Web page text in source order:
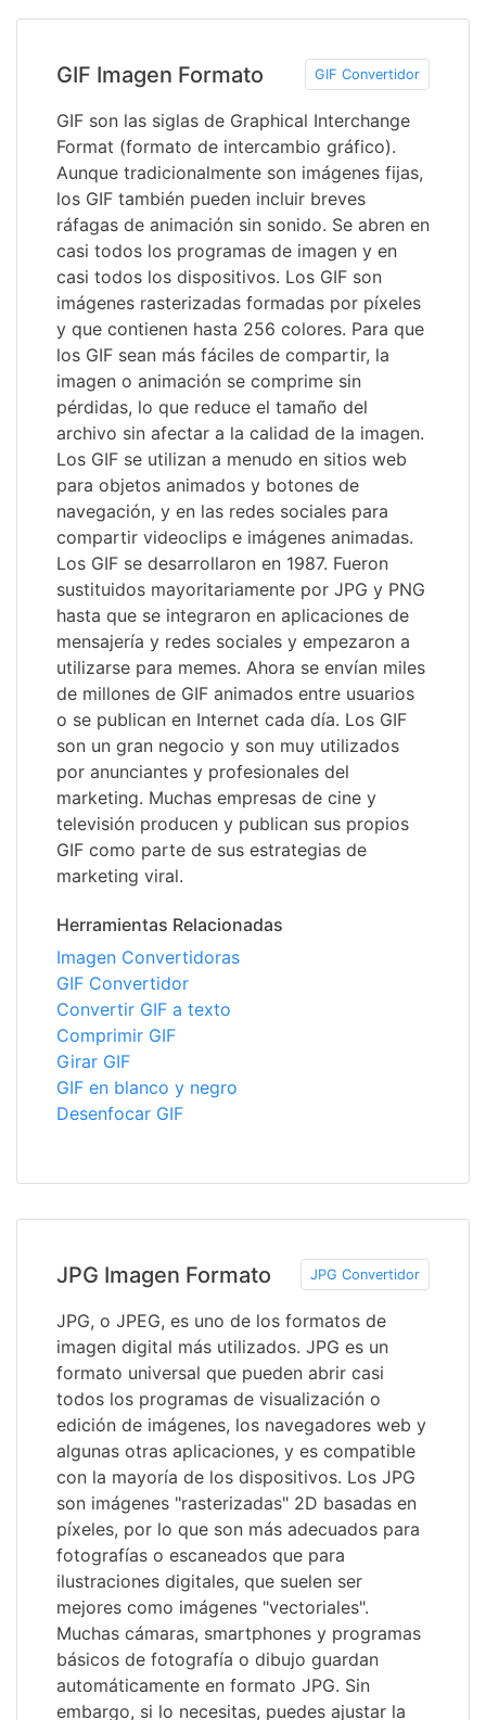
GIF Imagen Formato GIF Convertidor
GIF son las siglas de Graphical Interchange
Format (formato de intercambio gráfico).
Aunque tradicionalmente son imágenes fijas,
los GIF también pueden incluir breves
ráfagas de animación sin sonido. Se abren en
casi todos los programas de imagen y en
casi todos los dispositivos. Los GIF son
imágenes rasterizadas formadas por píxeles
y que contienen hasta 256 colores. Para que
los GIF sean más fáciles de compartir, la
imagen o animación se comprime sin
pérdidas, lo que reduce el tamaño del
archivo sin afectar a la calidad de la imagen.
Los GIF se utilizan a menudo en sitios web
para objetos animados y botones de
navegación, y en las redes sociales para
compartir videoclips e imágenes animadas.
Los GIF se desarrollaron en 1987. Fueron
sustituidos mayoritariamente por JPG y PNG
hasta que se integraron en aplicaciones de
mensajería y redes sociales y empezaron a
utilizarse para memes. Ahora se envían miles
de millones de GIF animados entre usuarios
o se publican en Internet cada día. Los GIF
son un gran negocio y son muy utilizados
por anunciantes y profesionales del
marketing. Muchas empresas de cine y
televisión producen y publican sus propios
GIF como parte de sus estrategias de
marketing viral.
Herramientas Relacionadas
Imagen Convertidoras
GIF Convertidor
Convertir GIF a texto
Comprimir GIF
Girar GIF
GIF en blanco y negro
Desenfocar GIF
JPG Imagen Formato JPG Convertidor
JPG, o JPEG, es uno de los formatos de
imagen digital más utilizados. JPG es un
formato universal que pueden abrir casi
todos los programas de visualización o
edición de imágenes, los navegadores web y
algunas otras aplicaciones, y es compatible
con la mayoría de los dispositivos. Los JPG
son imágenes "rasterizadas" 2D basadas en
píxeles, por lo que son más adecuados para
fotografías o escaneados que para
ilustraciones digitales, que suelen ser
mejores como imágenes "vectoriales".
Muchas cámaras, smartphones y programas
básicos de fotografía o dibujo guardan
automáticamente en formato JPG. Sin
embargo, si lo necesitas, puedes ajustar la